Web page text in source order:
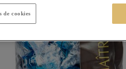
de cookies